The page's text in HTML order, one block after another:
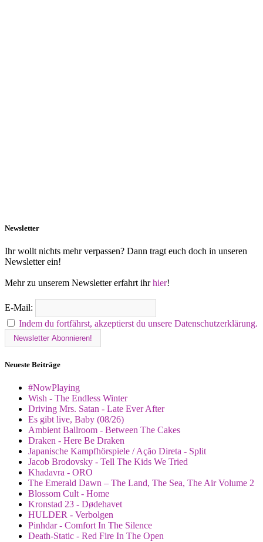
Newsletter
Ihr wollt nichts mehr verpassen? Dann tragt euch doch in unseren
Newsletter ein!
Mehr zu unserem Newsletter erfahrt ihrhier!
E-Mail:
Indem du fortfährst, akzeptierst du unsere Datenschutzerklärung.
Neueste Beiträge
#NowPlaying
Wish - The Endless Winter
Driving Mrs. Satan - Late Ever After
Es gibt live, Baby (08/26)
Ambient Ballroom - Between The Cakes
Draken - Here Be Draken
Japanische Kampfhörspiele / Ação Direta - Split
Jacob Brodovsky - Tell The Kids We Tried
Khadavra - ORO
The Emerald Dawn – The Land, The Sea, The Air Volume 2
Blossom Cult - Home
Kronstad 23 - Dødehavet
HULDER - Verbolgen
Pinhdar - Comfort In The Silence
Death-Static - Red Fire In The Open